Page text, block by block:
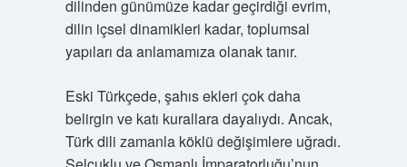
dilinden günümüze kadar geçirdiği evrim,
dilin içsel dinamikleri kadar, toplumsal
yapıları da anlamamıza olanak tanır.
Eski Türkçede, şahıs ekleri çok daha
belirgin ve katı kurallara dayalıydı. Ancak,
Türk dili zamanla köklü değişimlere uğradı.